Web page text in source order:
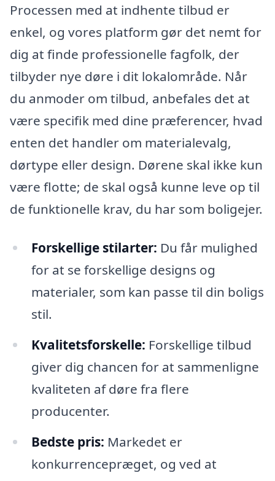
Processen med at indhente tilbud er
enkel, og vores platform gør det nemt for
dig at finde professionelle fagfolk, der
tilbyder nye døre i dit lokalområde. Når
du anmoder om tilbud, anbefales det at
være specifik med dine præferencer, hvad
enten det handler om materialevalg,
dørtype eller design. Dørene skal ikke kun
være flotte; de skal også kunne leve op til
de funktionelle krav, du har som boligejer.
Forskellige stilarter: Du får mulighed
for at se forskellige designs og
materialer, som kan passe til din boligs
stil.
Kvalitetsforskelle: Forskellige tilbud
giver dig chancen for at sammenligne
kvaliteten af døre fra flere
producenter.
Bedste pris: Markedet er
konkurrencepræget, og ved at